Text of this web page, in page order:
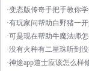
·变态版传奇手把手教你
·有玩家问帮助白野猪一
·可是现在帮助牛魔法师
·没有火种有二星珠听到
·神途app道士应该怎么样